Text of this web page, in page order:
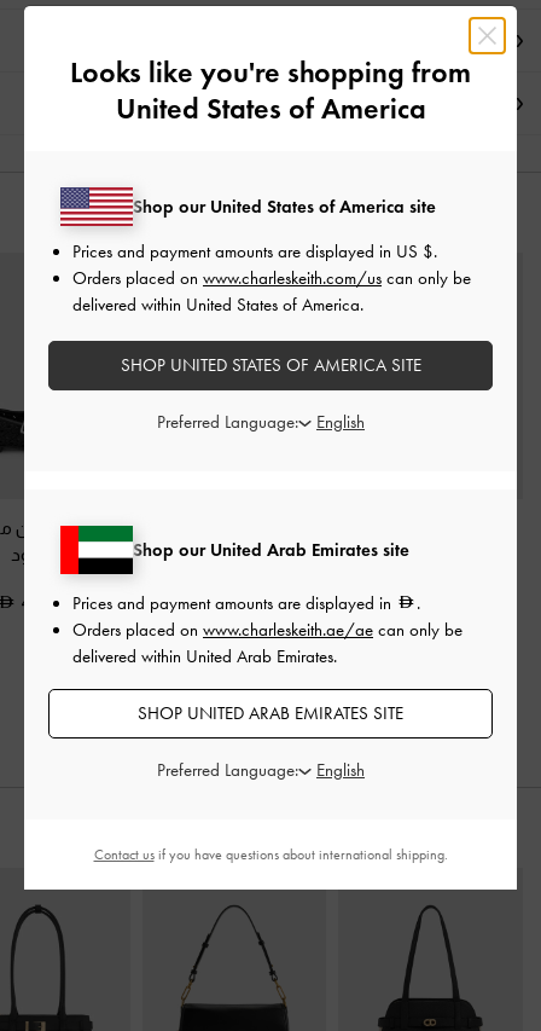
العروض الحصرية
الشحن والإرجاع
أسود
350.00
وتصميم متقاطع مزينة
375.00
فلات ماري جين
أسود
400.00
Looks like you're shopping from
United States of America
Shop our United Arab Emirates site
Prices and payment amounts are displayed in
.
Orders placed on www.charleskeith.ae/ae can only be
delivered within United Arab Emirates.
SHOP UNITED ARAB EMIRATES SITE
Preferred Language:
Shop our United States of America site
Prices and payment amounts are displayed in US $.
Orders placed on www.charleskeith.com/us can only be
delivered within United States of America.
SHOP UNITED STATES OF AMERICA SITE
Preferred Language:
Contact usif you have questions about international shipping.